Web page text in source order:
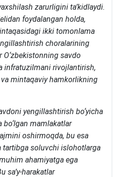
zarurligini ta’kidlaydi.
foydalangan holda,
ikki tomonlama
choralarining
O‘zbekistonning savdo
infratuzilmani rivojlantirish,
mintaqaviy hamkorlikning
yengillashtirish bo‘yicha
bo‘lgan mamlakatlar
oshirmoqda, bu esa
soluvchi islohotlarga
ahamiyatga ega
sa’y-harakatlar